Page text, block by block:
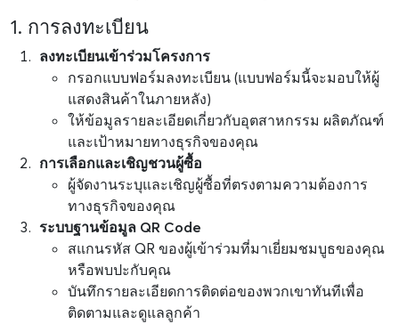
1. การลงทะเบียน
ลงทะเบียนเข้าร่วมโครงการ
กรอกแบบฟอร์มลงทะเบียน (แบบฟอร์มนี้จะมอบให้ผู้
แสดงสินค้าในภายหลัง)
ให้ข้อมูลรายละเอียดเกี่ยวกับอุตสาหกรรม ผลิตภัณฑ์
และเป้าหมายทางธุรกิจของคุณ
การเลือกและเชิญชวนผู้ซื้อ
ผู้จัดงานระบุและเชิญผู้ซื้อที่ตรงตามความต้องการ
ทางธุรกิจของคุณ
ระบบฐานข้อมูล QR Code
สแกนรหัส QR ของผู้เข้าร่วมที่มาเยี่ยมชมบูธของคุณ
หรือพบปะกับคุณ
บันทึกรายละเอียดการติดต่อของพวกเขาทันทีเพื่อ
ติดตามและดูแลลูกค้า